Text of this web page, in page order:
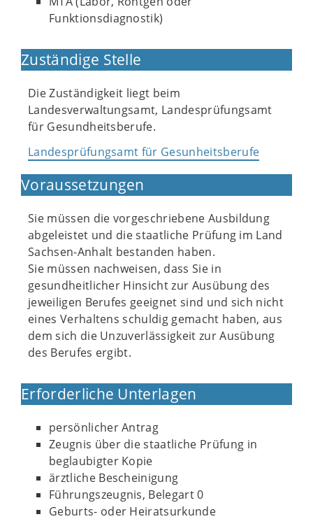
Funktionsdiagnostik)
Zuständige Stelle
Die Zuständigkeit liegt beim
Landesverwaltungsamt, Landesprüfungsamt
für Gesundheitsberufe.
Landesprüfungsamt für Gesunheitsberufe
Voraussetzungen
Sie müssen die vorgeschriebene Ausbildung
abgeleistet und die staatliche Prüfung im Land
Sachsen-Anhalt bestanden haben.
Sie müssen nachweisen, dass Sie in
gesundheitlicher Hinsicht zur Ausübung des
jeweiligen Berufes geeignet sind und sich nicht
eines Verhaltens schuldig gemacht haben, aus
dem sich die Unzuverlässigkeit zur Ausübung
des Berufes ergibt.
Erforderliche Unterlagen
persönlicher Antrag
Zeugnis über die staatliche Prüfung in
beglaubigter Kopie
ärztliche Bescheinigung
Führungszeugnis, Belegart 0
Geburts- oder Heiratsurkunde